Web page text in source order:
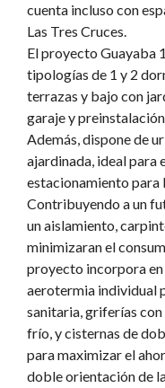
cuenta incluso con
Las Tres Cruces.
El proyecto Guayaba
tipologías de 1 y 2
terrazas y bajo con
garaje y
Además, dispone de
ajardinada, ideal para
estacionamiento para
Contribuyendo a un
un aislamiento,
minimizaran el
proyecto incorpora
aerotermia individual
sanitaria, griferías
frío, y cisternas de
para maximizar el
doble orientación de